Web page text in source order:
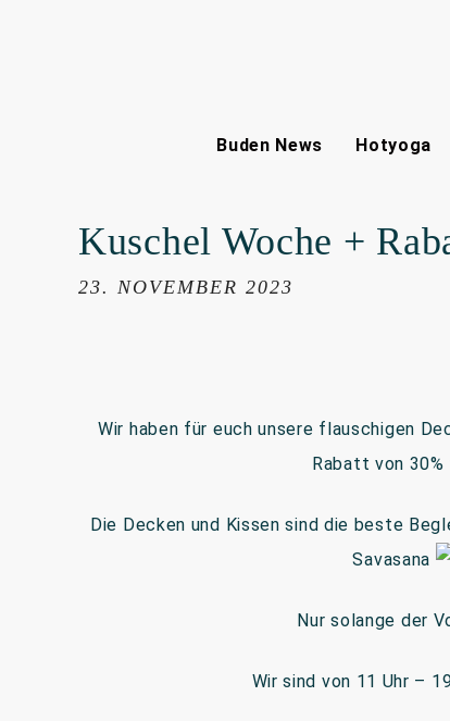
Buden News Hotyoga
Kuschel Woche +
23. NOVEMBER 2023
Wir haben für euch unsere flauschigen
Rabatt von 30%
Die Decken und Kissen sind die beste
Savasana
Nursolange der
Wir sind von 11 Uhr –